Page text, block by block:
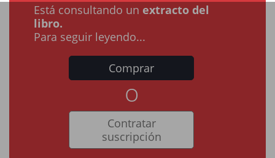
Está consultando un extracto del
libro.
Para seguir leyendo...
Comprar
o
Contratar
suscripción